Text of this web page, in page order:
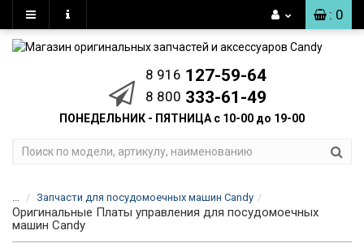
: 0
8 916 127-59-64
8 800 333-61-49
ПОНЕДЕЛЬНИК - ПЯТНИЦА с 10-00 до 19-00
... Запчасти для посудомоечных машин Candy
Оригинальные Платы управления для посудомоечных
машин Candy